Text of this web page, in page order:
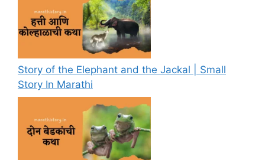
Story of the Elephant and the Jackal | Small
Story In Marathi